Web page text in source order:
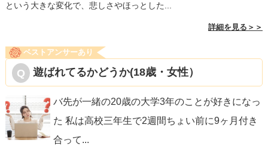
という大きな変化で、悲しさやほっとした...
詳細を見る＞＞
ベストアンサーあり
遊ばれてるかどうか(18歳・女性）
バ先が一緒の20歳の大学3年のことが好きになっ
た 私は高校三年生で2週間ちょい前に9ヶ月付き
合って...